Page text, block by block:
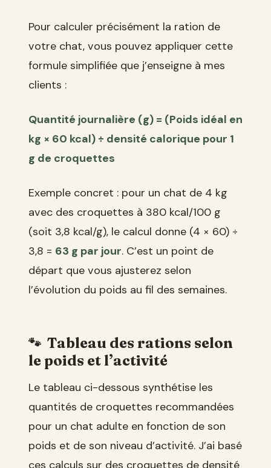
Pour calculer précisément la ration de
votre chat, vous pouvez appliquer cette
formule simplifiée que j’enseigne à mes
clients :
Quantité journalière (g) = (Poids idéal en
kg × 60 kcal) ÷ densité calorique pour 1
g de croquettes
Exemple concret : pour un chat de 4 kg
avec des croquettes à 380 kcal/100 g
(soit 3,8 kcal/g), le calcul donne (4 × 60) ÷
3,8 = 63 g par jour. C’est un point de
départ que vous ajusterez selon
l’évolution du poids au fil des semaines.
Tableau des rations selon
le poids et l’activité
Le tableau ci-dessous synthétise les
quantités de croquettes recommandées
pour un chat adulte en fonction de son
poids et de son niveau d’activité. J’ai basé
ces calculs sur des croquettes de densité